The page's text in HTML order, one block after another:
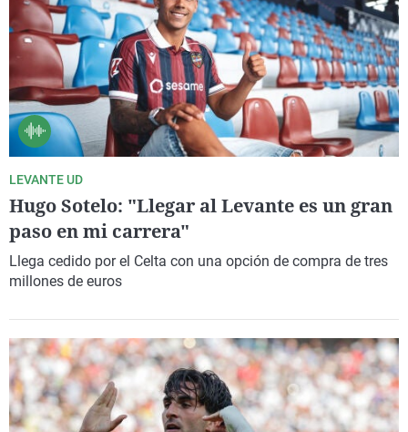
LEVANTE UD
Hugo Sotelo: "Llegar al Levante es un gran
paso en mi carrera"
Llega cedido por el Celta con una opción de compra de tres
millones de euros